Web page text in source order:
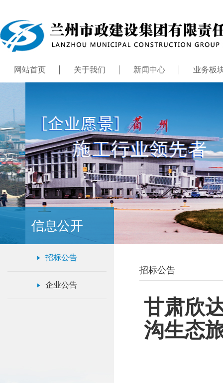
网站首页 关于我们 新闻中心 业务板
信息公开
招标公告
企业公告
招标公告
甘肃欣
沟生态